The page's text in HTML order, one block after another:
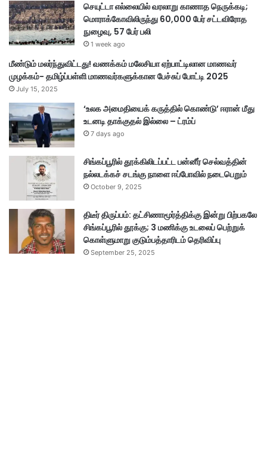
செயுட்டா எல்லையில் வரலாறு காணாத நெருக்கடி;
மொராக்கோவிலிருந்து 60,000 பேர் சட்டவிரோத
நுழைவு, 57 பேர் பலி
1 week ago
மீண்டும் மலர்ந்துவிட்டது! வணக்கம் மலேசியா ஏற்பாட்டிலான மாணவர்
முழக்கம்- தமிழ்ப்பள்ளி மாணவர்களுக்கான பேச்சுப் போட்டி 2025
July 15, 2025
‘உலக அமைதியைக் கருத்தில் கொண்டு’ ஈரான் மீது
உடனடி தாக்குதல் இல்லை – ட்ரம்ப்
7 days ago
சிங்கப்பூரில் தூக்கிலிடப்பட்ட பன்னீர் செல்வத்தின்
நல்லடக்கச் சடங்கு நாளை ஈப்போவில் நடைபெறும்
October 9, 2025
திடீர் திருப்பம்: தட்சிணாமூர்த்திக்கு இன்று பிற்பகலே
சிங்கப்பூரில் தூக்கு; 3 மணிக்கு உடலைப் பெற்றுக்
கொள்ளுமாறு குடும்பத்தாரிடம் தெரிவிப்பு
September 25, 2025